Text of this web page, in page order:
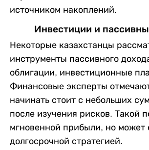
источником накоплений.
Инвестиции и
Некоторые казахстанцы
инструменты пассивного
облигации, инвестиционные
Финансовые эксперты
начинать стоит с небольших
после изучения рисков. Такой
мгновенной прибыли, но может
долгосрочной стратегией.